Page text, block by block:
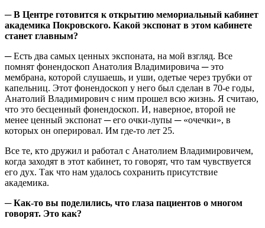
─ В Центре готовится к открытию мемориальный кабинет
академика Покровского. Какой экспонат в этом кабинете
станет главным?
─ Есть два самых ценных экспоната, на мой взгляд. Все
помнят фонендоскоп Анатолия Владимировича ─ это
мембрана, которой слушаешь, и уши, одетые через трубки от
капельниц. Этот фонендоскоп у него был сделан в 70-е годы,
Анатолий Владимирович с ним прошел всю жизнь. Я считаю,
что это бесценный фонендоскоп. И, наверное, второй не
менее ценный экспонат ─ его очки-лупы ─ «очечки», в
которых он оперировал. Им где-то лет 25.
Все те, кто дружил и работал с Анатолием Владимировичем,
когда заходят в этот кабинет, то говорят, что там чувствуется
его дух. Так что нам удалось сохранить присутствие
академика.
─ Как-то вы поделились, что глаза пациентов о многом
говорят. Это как?